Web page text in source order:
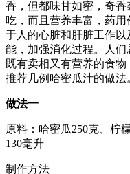
香，但都味甘如密，奇
吃，而且营养丰富，药
于人的心脏和肝脏工作
能，加强消化过程。人
既有卖相又有营养的食
推荐几例哈密瓜汁的做法
做法一
原料：哈密瓜250克、柠
130毫升
制作方法